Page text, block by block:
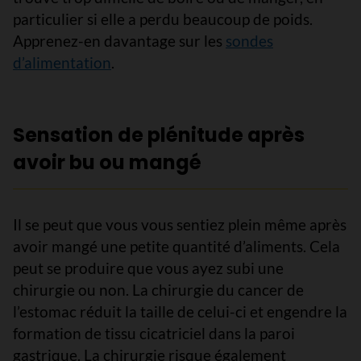
particulier si elle a perdu beaucoup de poids.
Apprenez-en davantage sur les sondes
d’alimentation.
Sensation de plénitude après
avoir bu ou mangé
Il se peut que vous vous sentiez plein même après
avoir mangé une petite quantité d’aliments. Cela
peut se produire que vous ayez subi une
chirurgie ou non. La chirurgie du cancer de
l’estomac réduit la taille de celui-ci et engendre la
formation de tissu cicatriciel dans la paroi
gastrique. La chirurgie risque également